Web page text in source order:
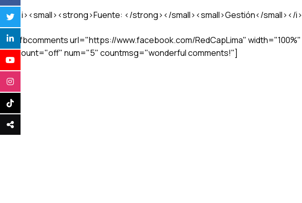
<i><small><strong>Fuente: </strong></small><small>Gestión</small></i>
[fbcomments url="https://www.facebook.com/RedCapLima" width="100%"
count="off" num="5" countmsg="wonderful comments!"]